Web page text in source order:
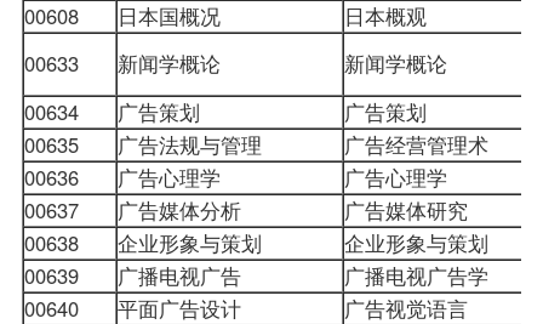
00608
日本国概况 日本概观
00633
新闻学概论 新闻学概论
00634
广告策划 广告策划
00635
广告法规与管理 广告经营管理术
00636
广告心理学 广告心理学
00637
广告媒体分析 广告媒体研究
00638
企业形象与策划 企业形象与策划
00639
广播电视广告 广播电视广告学
00640
平面广告设计 广告视觉语言